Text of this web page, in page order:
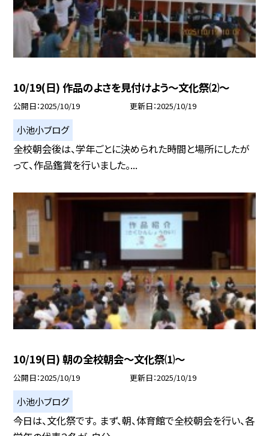
10/19(日) 作品のよさを見付けよう〜文化祭⑵〜
公開日 2025/10/19 更新日 2025/10/19
小池小ブログ
全校朝会後は、学年ごとに決められた時間と場所にしたが
って、作品鑑賞を行いました。...
10/19(日) 朝の全校朝会〜文化祭⑴〜
公開日 2025/10/19 更新日 2025/10/19
小池小ブログ
今日は、文化祭です。 まず、朝、体育館で全校朝会を行い、各